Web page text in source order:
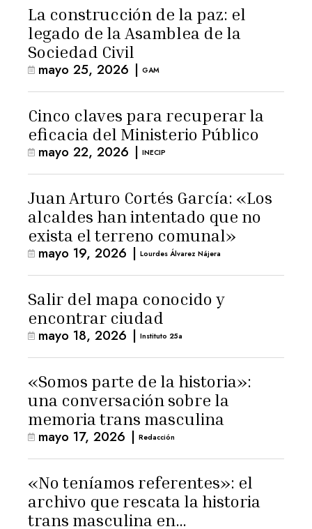
La construcción de la paz: el
legado de la Asamblea de la
Sociedad Civil
mayo 25, 2026 | GAM
Cinco claves para recuperar la
eficacia del Ministerio Público
mayo 22, 2026 | INECIP
Juan Arturo Cortés García: «Los
alcaldes han intentado que no
exista el terreno comunal»
mayo 19, 2026 | Lourdes Álvarez Nájera
Salir del mapa conocido y
encontrar ciudad
mayo 18, 2026 | Instituto 25a
«Somos parte de la historia»:
una conversación sobre la
memoria trans masculina
mayo 17, 2026 | Redacción
«No teníamos referentes»: el
archivo que rescata la historia
trans masculina en